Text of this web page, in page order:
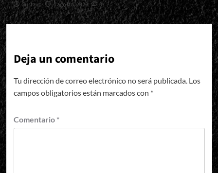
Gustavo 4 agosto, 2026 0
Deja un comentario
Tu dirección de correo electrónico no será publicada. Los
campos obligatorios están marcados con *
Comentario *